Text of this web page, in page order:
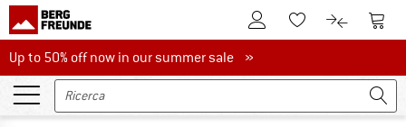
Al conto clienteAlla lista
Al Al
Up to 50% off now in our summer sale
Up to 50% off now in our summer sale »